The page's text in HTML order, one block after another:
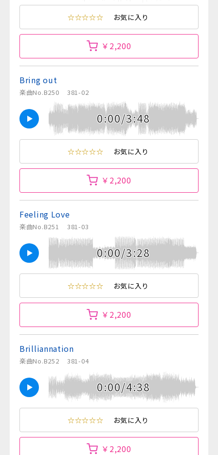
☆☆☆☆☆ お気に入り
￥2,200
Bring out
楽曲No.B250 381-02
0:00/3:48
☆☆☆☆☆ お気に入り
￥2,200
Feeling Love
楽曲No.B251 381-03
0:00/3:28
☆☆☆☆☆ お気に入り
￥2,200
Brilliannation
楽曲No.B252 381-04
0:00/4:38
☆☆☆☆☆ お気に入り
￥2,200